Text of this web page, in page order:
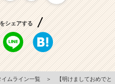
シェアする
イムライン一覧 ＞
【明けましておめでと